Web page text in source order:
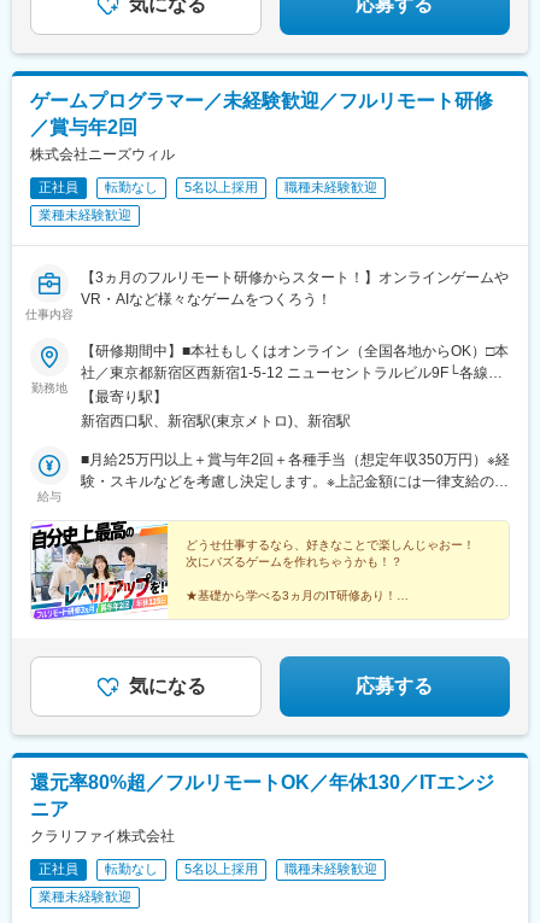
(埼玉県)、北与野駅、南浦和駅、土呂駅、浦和美園駅、北戸田駅、
大岡駅、新横浜駅、京急東神奈川駅、三ツ境駅、新高島駅、あざ
み野駅、中田駅(神奈川県)、京急鶴見駅、センター南駅、弘明寺駅
(横浜市営)、保土ケ谷駅、長津田駅、海老名駅(相模線)、大船駅、
本厚木駅、宮前平駅、尻手駅、溝の口駅、京急川崎駅、向ケ丘遊
奈川県)、相模大塚駅、藤沢本町駅、平塚駅、静岡駅、浜松駅、京
成八幡駅、京成津田沼駅、松戸駅、京成稲毛駅、京成幕張駅、都
船駅、富木駅、高槻駅、堺東駅、鳳駅、深井駅、北野田駅、光明
池駅、萩原天神駅、なかもず駅、忍ケ丘駅、河内松原駅、香里園
堺線)、森小路駅、弁天町駅、安治川口駅、住吉鳥居前駅、トレー
ドセンター前駅、京橋駅(大阪府)、今里駅(近鉄線)、九条駅(大阪
府)、今池駅(大阪府)、姫島駅、木津川駅、なんば駅(地下鉄)、鶴見
緑地駅、鶴橋駅、桜ノ宮駅、東部市場前駅、今里駅(地下鉄)、淡路
駅、福島駅(大阪環状線)、平野駅(関西本線)、西梅田駅、南方駅(大
阪府)、今宮戎駅、住道駅、石橋阪大前駅、布施駅、河内国分駅、
久宝寺駅、富田林駅、少路駅、枚方市駅、箕面駅、和泉府中駅、
分寺駅、国立駅、狛江駅、渋谷駅、武蔵小金井駅、小川駅(東京
都)、新宿三丁目駅、荻窪駅、三軒茶屋駅、東京駅、北千住駅、上
野御徒町駅、京急蒲田駅、茅場町駅、東中野駅、町田駅、新秋津
駅、ときわ台駅(東京都)、立会川駅、府中競馬正門前駅、後楽園
駅、都電雑司ケ谷駅、王子神谷駅、押上駅、自由が丘駅、立川北
田駅(奈良県)、天理駅、奈良駅、七隈駅、九大学研都市駅、西新
駅、天神駅、西鉄香椎駅、高宮駅(福岡県)、博多駅、戸畑駅、若松
駅、下曽根駅、小倉駅(福岡県)、折尾駅、八幡駅(福岡県)、門司港
駅、芦屋駅(東海道本線)、伊丹駅(福知山線)、板宿駅、滝の茶屋
駅、西神中央駅、三ノ宮駅、新長田駅、御影駅(兵庫県・阪神線)、
王子公園駅、新開地駅、有馬温泉駅、甲子園駅、尼崎駅(東海道本
旭山公園通駅、篠路駅、新道東駅、白石駅(函館本線)、美園駅、日
赤病院前駅、矢賀駅、広大附属学校前駅、草津駅(広島県)、大原駅
(広島県)、陸前落合駅、陸前高砂駅、六丁の目駅、長町南駅、新静
岡駅、由比駅、天竜川駅、高塚駅、豊栄駅、東新潟駅、亀田駅、
ゲームプログラマー／未経験歓迎／フルリモート研修
／賞与年2回
株式会社ニーズウィル
正社員 転勤なし 5名以上採用
職種未経験歓迎
業種未経験歓迎
仕事内容
【3ヵ月のフルリモート研修からスタート！】オンラインゲームや
VR・AIなど様々なゲームをつくろう！
勤務地
【研修期間中】■本社もしくはオンライン（全国各地からOK）□本
社／東京都新宿区西新宿1-5-12 ニューセントラルビル9F└各線
「新宿」駅より徒歩3分└都営大江戸線「新宿西口」駅より徒歩2
分【研修終了後】■東京23区を中心とした全国各地のITプロジェク
ん。※すべて徒歩10分以内の駅チカオフィスです。※フルリモー
ト・在宅勤務はプロジェクトによって異なります。
【最寄り駅】
新宿西口駅、新宿駅(東京メトロ)、新宿駅
給与
■月給25万円以上＋賞与年2回＋各種手当（想定年収350万円）※経
験・スキルなどを考慮し決定します。※上記金額には一律支給の住
（期間中は月給23万円以上で、その他の待遇に変更なし）☆経験
がある方は、現職・前職給与を考慮します。☆明確な評価制度あ
り。個人の頑張りに応じて評価します。【年収例】年収350万円
（経験0年）年収450万円（経験1年）年収600万円（経験2年）
どうせ仕事するなら、好きなことで楽しんじゃおー！
次にバズるゲームを作れちゃうかも！？
★基礎から学べる3ヵ月のIT研修あり！
気になる 応募する
還元率80%超／フルリモートOK／年休130／ITエンジ
ニア
クラリファイ株式会社
正社員 転勤なし 5名以上採用
職種未経験歓迎
業種未経験歓迎